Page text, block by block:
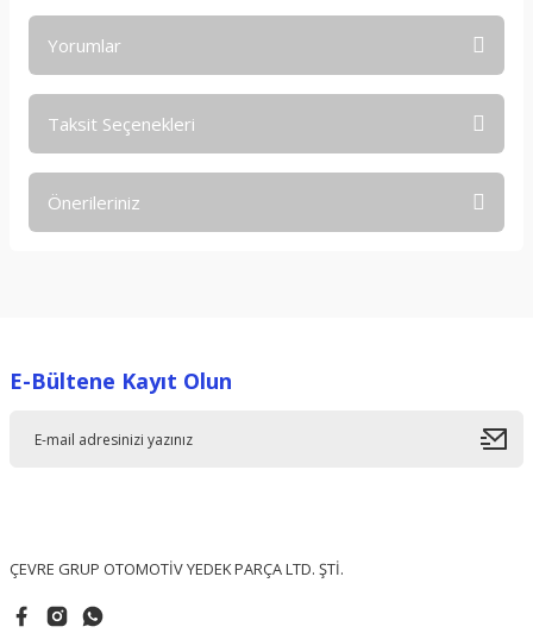
Yorumlar
Taksit Seçenekleri
Önerileriniz
Ürün resmi kalitesiz, bozuk veya görüntülenemiyor.
E-Bültene Kayıt Olun
ÇEVRE GRUP OTOMOTİV YEDEK PARÇA LTD. ŞTİ.